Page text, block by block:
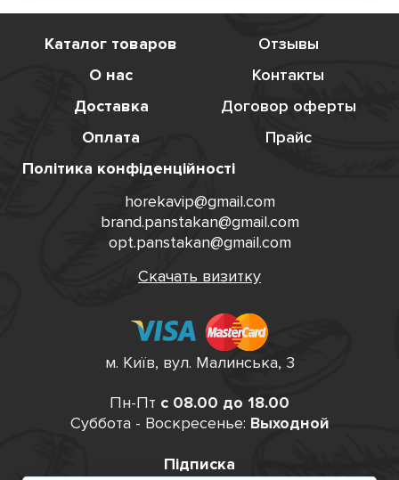
Пн-Пт с 08.00 до 18.00
Суббота - Воскресенье: Выходной
Підписка
Каталог товаров
Отзывы
О нас
Контакты
Доставка
Договор оферты
Оплата
Прайс
Політика конфіденційності
horekavip@gmail.com
brand.panstakan@gmail.com
opt.panstakan@gmail.com
Скачать визитку
м. Київ, вул. Малинська, 3